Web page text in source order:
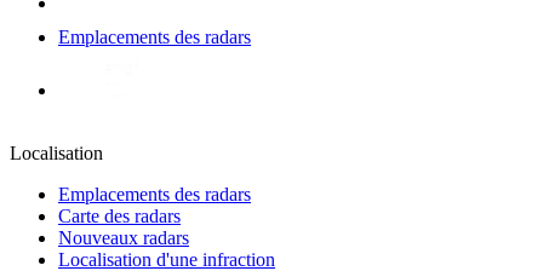
Emplacements des radars
Localisation
Emplacements des radars
Carte des radars
Nouveaux radars
Localisation d'une infraction